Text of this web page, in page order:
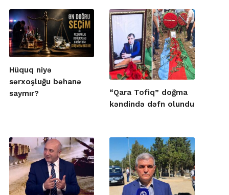
Hüquq niyə
sərxoşluğu bəhanə
saymır?
“Qara Tofiq” doğma
kəndində dəfn olundu